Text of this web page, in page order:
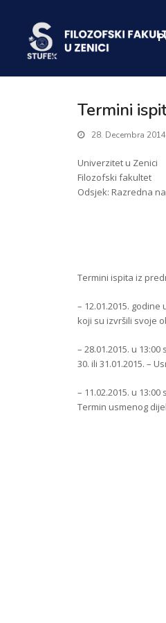
Termini
28. Decembra
Univerzitet u Zenici
Filozofski fakultet
Odsjek: Razredna
Termini ispita iz
– 12.01.2015.
koji su izvršili svoje
– 28.01.2015. u
30. ili 31.01.2015. –
– 11.02.2015. u
Termin usmenog